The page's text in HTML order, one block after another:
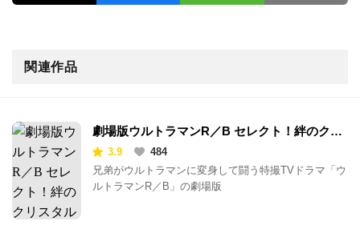
関連作品
劇場版ウルトラマンR／B セレクト！絆のクリ
スタル
3.9
484
兄弟がウルトラマンに変身して闘う特撮TVドラマ「ウ
ルトラマンR／B」の劇場版